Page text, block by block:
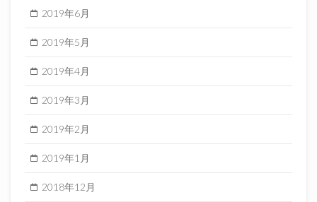
2019年6月
2019年5月
2019年4月
2019年3月
2019年2月
2019年1月
2018年12月